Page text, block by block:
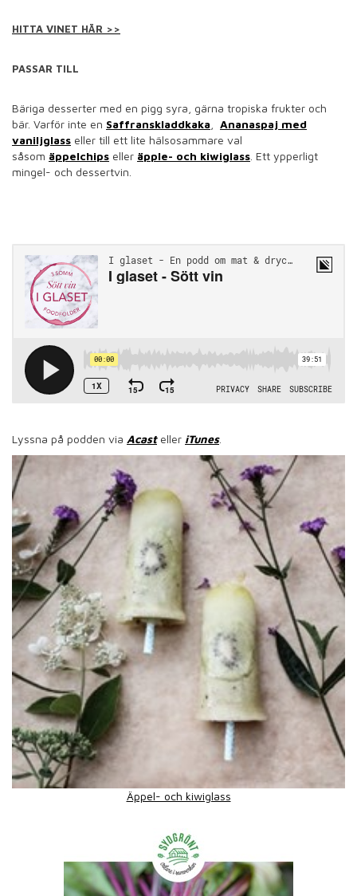
HITTA VINET HÄR >>
PASSAR TILL
Bäriga desserter med en pigg syra, gärna tropiska frukter och
bär. Varför inte en Saffranskladdkaka
Ananaspaj med
vaniljglass eller till ett lite hälsosammare val
såsom äppelchips eller äpple- och kiwiglass . Ett ypperligt
mingel- och dessertvin.
Lyssna på podden via Acasteller iTunes.
Äppel- och kiwiglass